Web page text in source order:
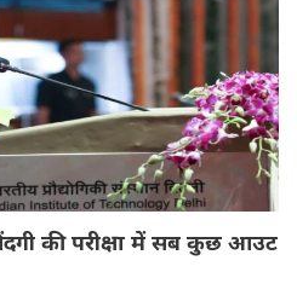
की परीक्षा में सब कुछ आउट